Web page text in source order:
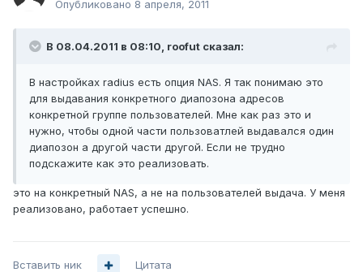
Опубликовано 8 апреля, 2011
В 08.04.2011 в 08:10, roofut сказал:
В настройках radius есть опция NAS. Я так понимаю это
для выдавания конкретного диапозона адресов
конкретной группе пользователей. Мне как раз это и
нужно, чтобы одной части пользоватлей выдавался один
диапозон а другой части другой. Если не трудно
подскажите как это реализовать.
это на конкретный NAS, а не на пользователей выдача. У меня
реализовано, работает успешно.
Вставить ник Цитата